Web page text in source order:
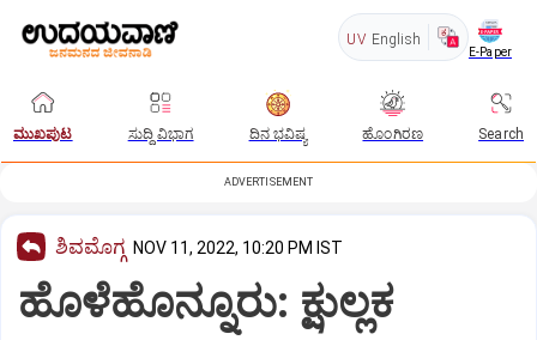
UV English
E-Paper
ಮುಖಪುಟ ಸುದ್ದಿ ವಿಭಾಗ ದಿನ ಭವಿಷ್ಯ ಹೊಂಗಿರಣ Search
ADVERTISEMENT
ಶಿವಮೊಗ್ಗ NOV 11, 2022, 10:20 PM IST
ಹೊಳೆಹೊನ್ನೂರು: ಕ್ಷುಲ್ಲಕ